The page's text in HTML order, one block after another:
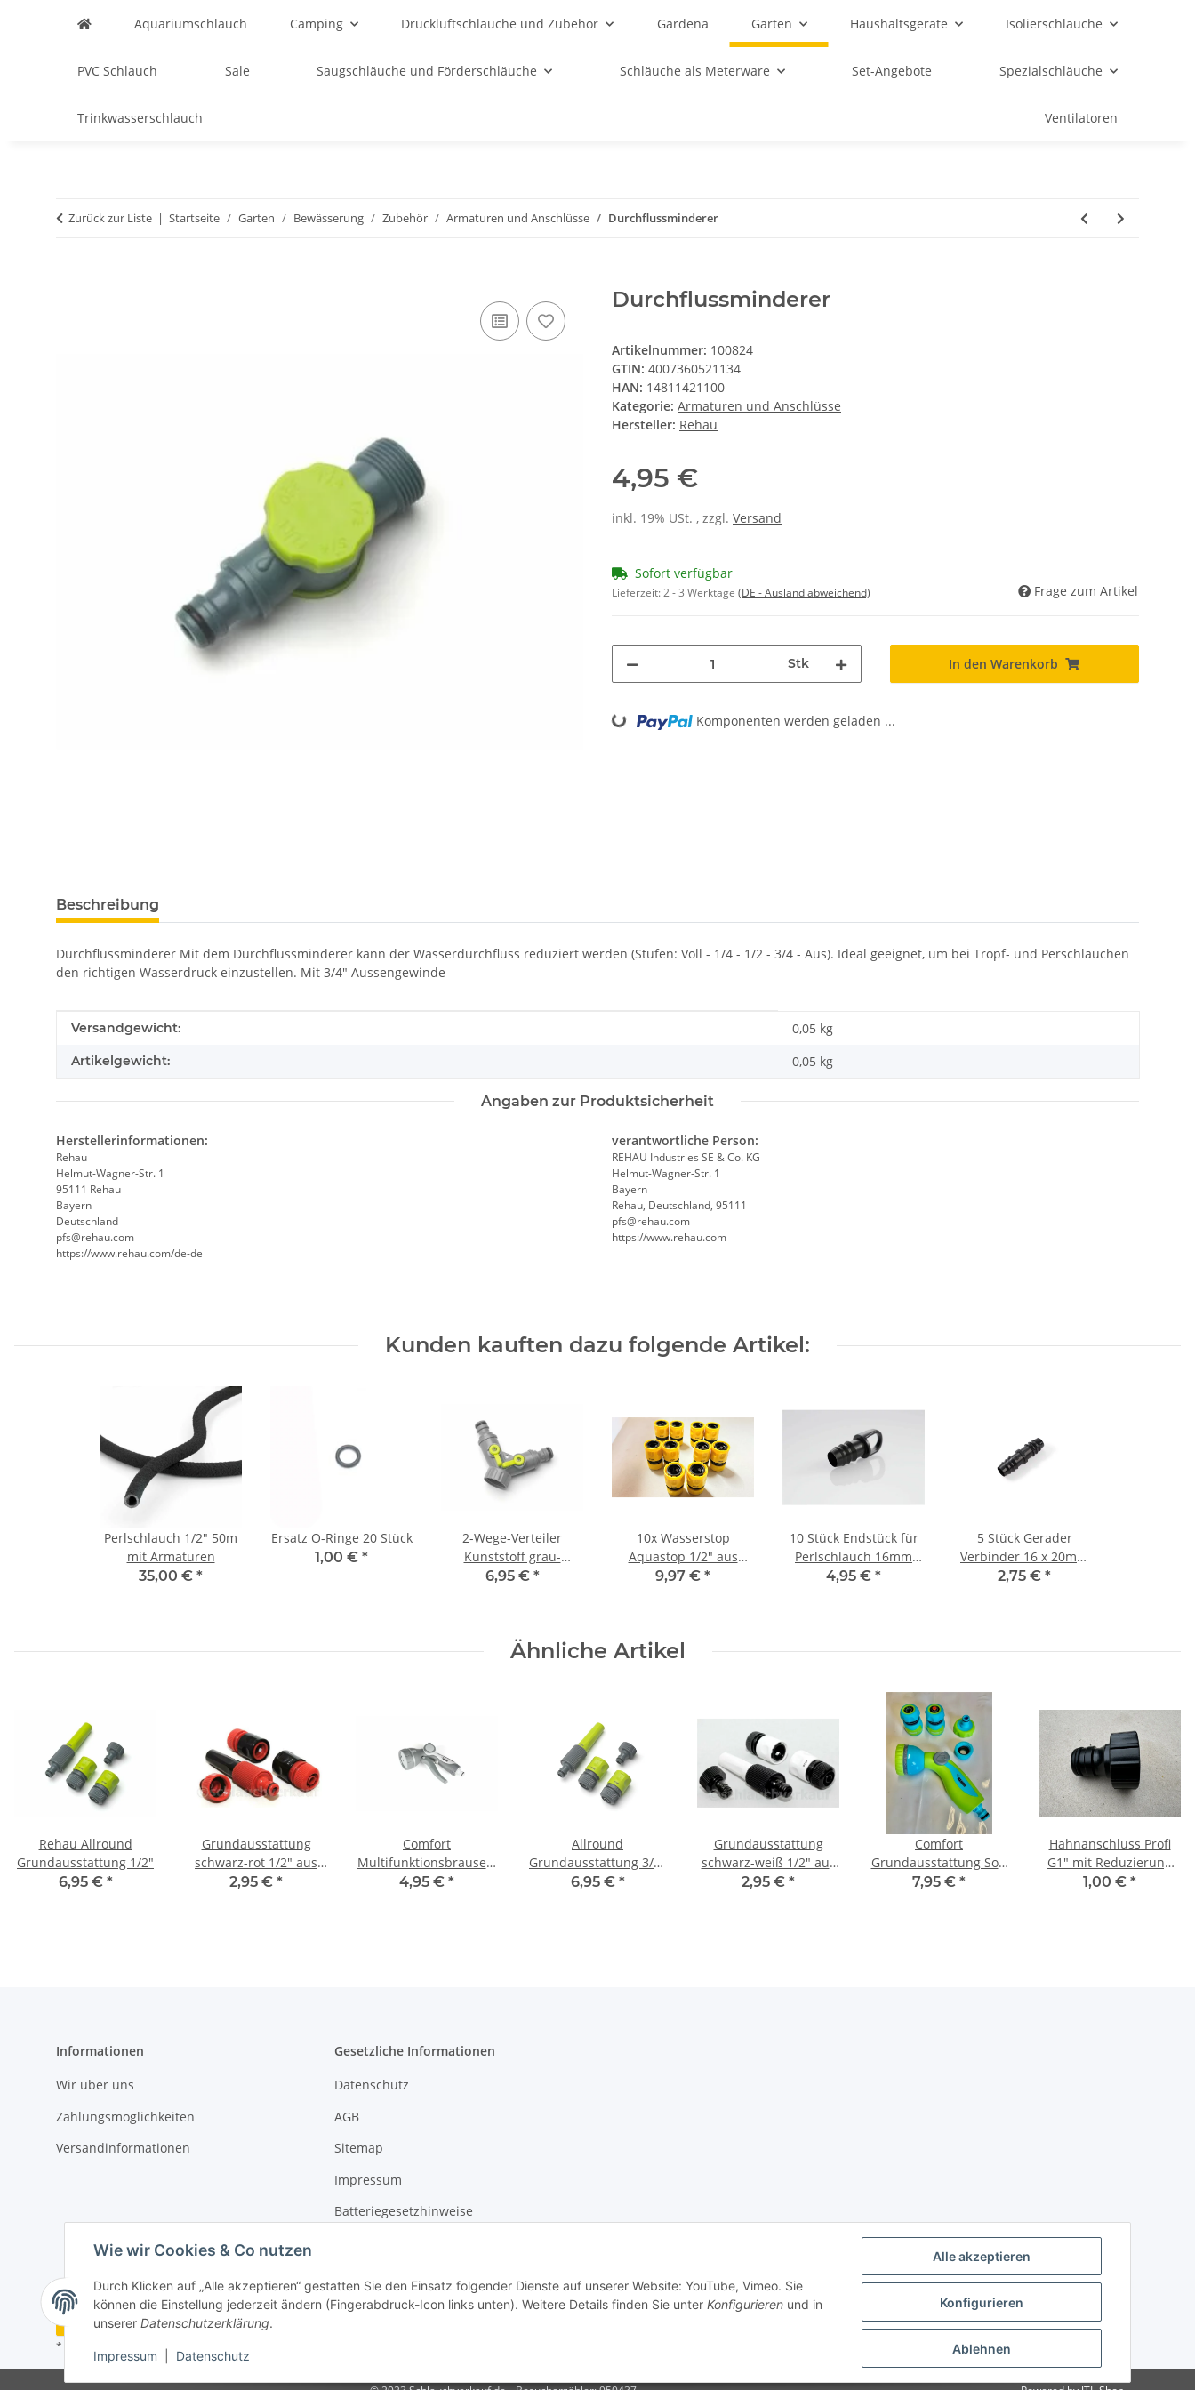
Alle akzeptieren
Konfigurieren
Ablehnen
Wie wir Cookies & Co nutzen
Durch Klicken auf „Alle akzeptieren“ gestatten Sie den Einsatz folgender Dienste auf unserer Website: YouTube, Vimeo. Sie
können die Einstellung jederzeit ändern (Fingerabdruck-Icon links unten). Weitere Details finden Sie unter Konfigurieren und in
unserer Datenschutzerklärung.
Impressum Datenschutz
Aquariumschlauch Camping Druckluftschläuche und Zubehör Gardena Garten Haushaltsgeräte Isolierschläuche
PVC Schlauch Sale Saugschläuche und Förderschläuche Schläuche als Meterware Set-Angebote Spezialschläuche
Trinkwasserschlauch Ventilatoren
Zurück zur Liste Startseite Garten Bewässerung Zubehör Armaturen und Anschlüsse Durchflussminderer
Durchflussminderer
Artikelnummer: 100824
GTIN: 4007360521134
HAN: 14811421100
Kategorie: Armaturen und Anschlüsse
Hersteller: Rehau
4,95 €
inkl. 19% USt. , zzgl. Versand
Sofort verfügbar
Lieferzeit:2 - 3 Werktage (DE - Ausland abweichend) Frage zum Artikel
Stk In den Warenkorb
Loading... Komponenten werden geladen ...
Beschreibung
Durchflussminderer Mit dem Durchflussminderer kann der Wasserdurchfluss reduziert werden (Stufen: Voll - 1/4 - 1/2 - 3/4 - Aus). Ideal geeignet, um bei Tropf- und Perschläuchen
den richtigen Wasserdruck einzustellen. Mit 3/4" Aussengewinde
Produkteigenschaft
Wert
Versandgewicht: 0,05 kg
Artikelgewicht: 0,05 kg
Angaben zur Produktsicherheit
Herstellerinformationen:
Rehau
Helmut-Wagner-Str. 1
95111 Rehau
Bayern
Deutschland
pfs@rehau.com
https://www.rehau.com/de-de
verantwortliche Person:
REHAU Industries SE & Co. KG
Helmut-Wagner-Str. 1
Bayern
Rehau, Deutschland, 95111
pfs@rehau.com
https://www.rehau.com
Kunden kauften dazu folgende Artikel:
Perlschlauch 1/2" 50m
mit Armaturen
35,00 € *
Ersatz O-Ringe 20 Stück
1,00 € *
2-Wege-Verteiler
Kunststoff grau-
hellgrün
6,95 € *
10x Wasserstop
Aquastop 1/2" aus
Kunststoff gelb von
9,97 € *
10 Stück Endstück für
Perlschlauch 16mm
schwarz
4,95 € *
5 Stück Gerader
Verbinder 16 x 20mm
schwarz
2,75 € *
Ähnliche Artikel
Rehau Allround
Grundausstattung 1/2"
6,95 € *
Grundausstattung
schwarz-rot 1/2" aus
Kunststoff
2,95 € *
Comfort
Multifunktionsbrause 3
Wasserstrahlformen
4,95 € *
Allround
Grundausstattung 3/4"
grün-grau von Rehau
6,95 € *
Grundausstattung
schwarz-weiß 1/2" aus
Kunststoff
2,95 € *
Comfort
Grundausstattung Soft
Grip Kunststoff 1/2"
7,95 € *
Hahnanschluss Profi
G1" mit Reduzierung
3/4"
1,00 € *
Informationen
Wir über uns
Zahlungsmöglichkeiten
Versandinformationen
Gesetzliche Informationen
Datenschutz
AGB
Sitemap
Impressum
Batteriegesetzhinweise
Vertrag widerrufen
* Alle Preise inkl. gesetzlicher USt., zzgl.